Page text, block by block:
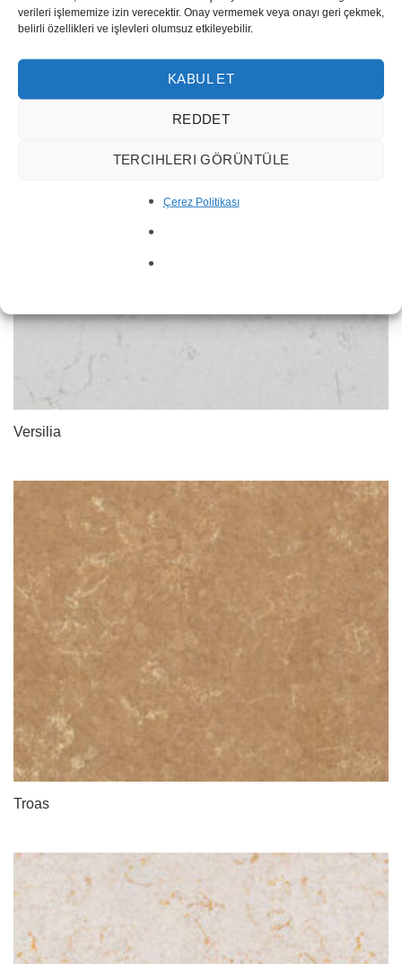
verileri işlememize izin verecektir. Onay vermemek veya onayı geri çekmek,
belirli özellikleri ve işlevleri olumsuz etkileyebilir.
KABUL ET
REDDET
TERCIHLERI GÖRÜNTÜLE
Çerez Politikası
Olympos
Versilia
Troas